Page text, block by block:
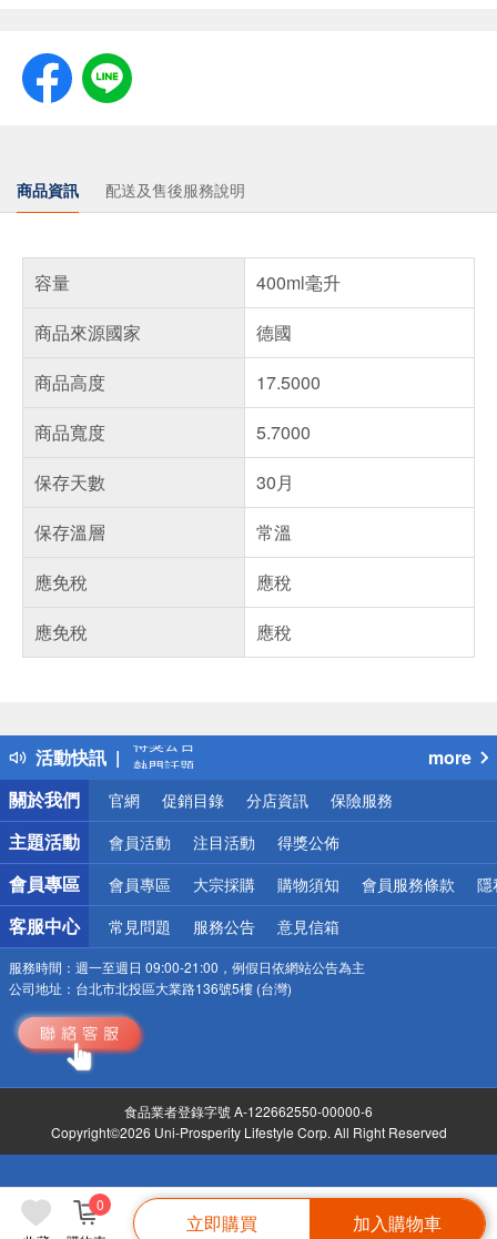
0
立即購買 加入購物車
商品資訊 配送及售後服務說明
容量
400ml毫升
商品來源國家
德國
商品高度
17.5000
商品寬度
5.7000
保存天數
30月
保存溫層
常溫
應免稅
應稅
應免稅
應稅
活動快訊
得獎公告
熱門話題
銀行優惠
偏遠地區配送
詐騙網頁！請小心！
more
關於我們
官網 促銷目錄 分店資訊 保險服務
主題活動 會員活動 注目活動 得獎公佈
會員專區 會員專區 大宗採購 購物須知 會員服務條款 隱
客服中心 常見問題 服務公告 意見信箱
服務時間： 週一至週日 09:00-21:00，例假日依網站公告為主
公司地址： 台北市北投區大業路136號5樓 (台灣)
食品業者登錄字號 A-122662550-00000-6
Copyright©2026 Uni-Prosperity Lifestyle Corp. All Right Reserved